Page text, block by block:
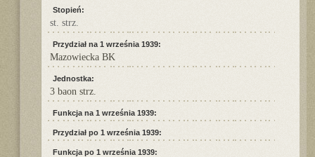
Stopień:
st. strz.
Przydział na 1 września 1939:
Mazowiecka BK
Jednostka:
3 baon strz.
Funkcja na 1 września 1939:
Przydział po 1 września 1939:
Funkcja po 1 września 1939: